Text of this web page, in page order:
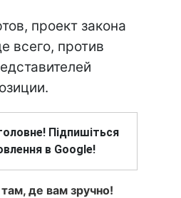
проект закона
всего, против
Підпишіться
в Google!
де вам зручно!